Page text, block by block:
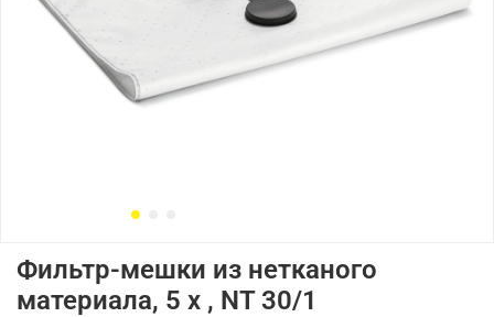
Фильтр-мешки из нетканого
материала, 5 x , NT 30/1